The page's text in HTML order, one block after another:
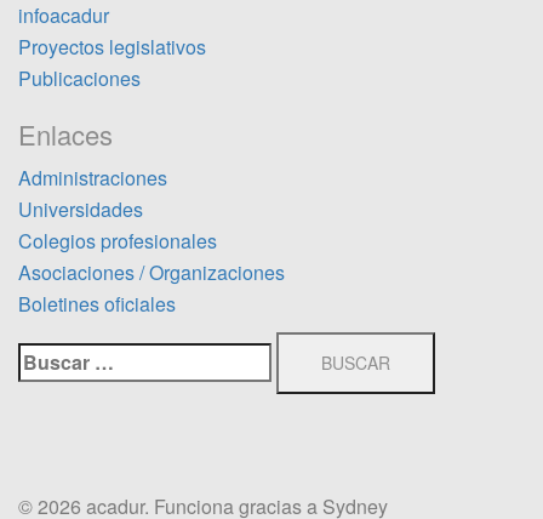
infoacadur
Proyectos legislativos
Publicaciones
Enlaces
Administraciones
Universidades
Colegios profesionales
Asociaciones / Organizaciones
Boletines oficiales
Buscar:
© 2026 acadur. Funciona gracias a Sydney